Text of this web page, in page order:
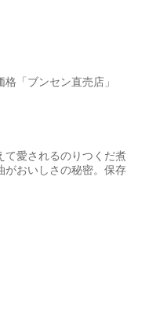
「ブンセン直売店」
て愛されるのりつくだ煮
がおいしさの秘密。保存